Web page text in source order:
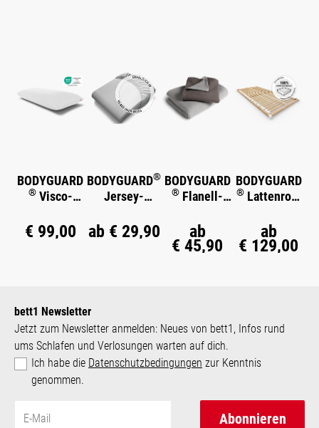
BODYGUARD
®Visco-
€ 99,00
BODYGUARD®
Jersey-
en
ab € 29,90
BODYGUARD
® Flanell-
ab
€ 45,90
BODYGUARD
®Lattenrost
ab
€ 129,00
bett1 Newsletter
Jetzt zum Newsletter anmelden: Neues von bett1, Infos rund
ums Schlafen und Verlosungen warten auf dich.
Ich habe die Datenschutzbedingungen zur Kenntnis
genommen.
Abonnieren